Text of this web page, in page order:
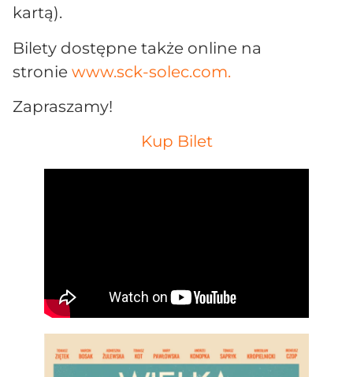
kartą).
Bilety dostępne także online na
stronie www.sck-solec.com.
Zapraszamy!
Kup Bilet